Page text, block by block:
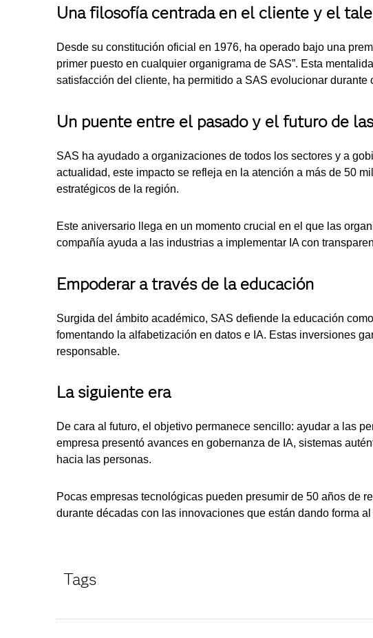
Una filosofía centrada en el cliente y el
Desde su constitución oficial en 1976, ha operado bajo una
primer puesto en cualquier organigrama de SAS”. Esta
satisfacción del cliente, ha permitido a SAS evolucionar
Un puente entre el pasado y el futuro de
SAS ha ayudado a organizaciones de todos los sectores y a
actualidad, este impacto se refleja en la atención a más de 50
estratégicos de la región.
Este aniversario llega en un momento crucial en el que las
compañía ayuda a las industrias a implementar IA con
Empoderar a través de la educación
Surgida del ámbito académico, SAS defiende la educación
fomentando la alfabetización en datos e IA. Estas inversiones
responsable.
La siguiente era
De cara al futuro, el objetivo permanece sencillo: ayudar a las
empresa presentó avances en gobernanza de IA, sistemas
hacia las personas.
Pocas empresas tecnológicas pueden presumir de 50 años de
durante décadas con las innovaciones que están dando forma al
Tags